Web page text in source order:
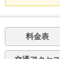
料金表